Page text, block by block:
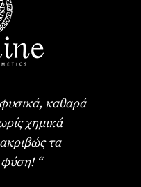
καθαρά
χημικά
τα
“